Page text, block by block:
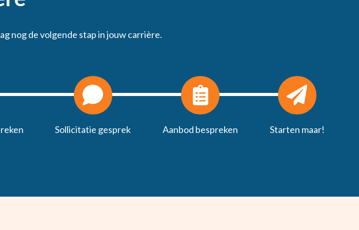
nog de volgende stap in jouw carrière.
Sollicitatie gesprek Aanbod bespreken Starten maar!